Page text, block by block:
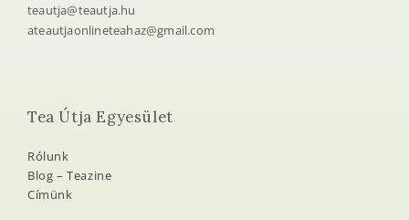
teautja@teautja.hu
ateautjaonlineteahaz@gmail.com
Tea Útja Egyesület
Rólunk
Blog – Teazine
Címünk